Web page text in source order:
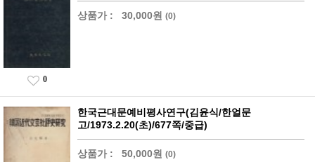
상품가 : 30,000원 (0)
0
한국근대문예비평사연구(김윤식/한얼문
고/1973.2.20(초)/677쪽/중급)
상품가 : 50,000원 (0)